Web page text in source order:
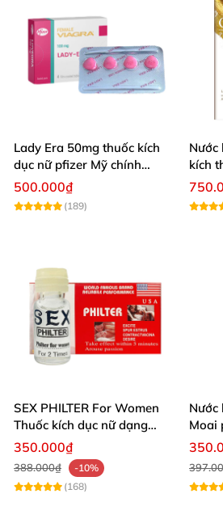
Lady Era 50mg thuốc kích
dục nữ pfizer Mỹ chính
hãng tăng ham muốn
500.000₫
(189)
Nước
kích
cao
SEX PHILTER For Women
Thuốc kích dục nữ dạng
nước chính hãng Mỹ tốt
350.000₫
388.000₫
-10%
(168)
Nước
Moai
tăng